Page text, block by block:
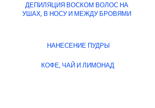
ДЕПИЛЯЦИЯ ВОСКОМ ВОЛОС НА
УШАХ, В НОСУ И МЕЖДУ БРОВЯМИ
НАНЕСЕНИЕ ПУДРЫ
КОФЕ, ЧАЙ И ЛИМОНАД